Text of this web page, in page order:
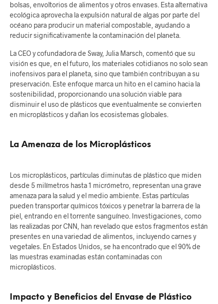
bolsas, envoltorios de alimentos y otros envases. Esta alternativa
ecológica aprovecha la expulsión natural de algas por parte del
océano para producir un material compostable, ayudando a
reducir significativamente la contaminación del planeta.
La CEO y cofundadora de Sway, Julia Marsch, comentó que su
visión es que, en el futuro, los materiales cotidianos no solo sean
inofensivos para el planeta, sino que también contribuyan a su
preservación. Este enfoque marca un hito en el camino hacia la
sostenibilidad, proporcionando una solución viable para
disminuir el uso de plásticos que eventualmente se convierten
en microplásticos y dañan los ecosistemas globales.
La Amenaza de los Microplásticos
Los microplásticos, partículas diminutas de plástico que miden
desde 5 milímetros hasta 1 micrómetro, representan una grave
amenaza para la salud y el medio ambiente. Estas partículas
pueden transportar químicos tóxicos y penetrar la barrera de la
piel, entrando en el torrente sanguíneo. Investigaciones, como
las realizadas por CNN, han revelado que estos fragmentos están
presentes en una variedad de alimentos, incluyendo carnes y
vegetales. En Estados Unidos, se ha encontrado que el 90% de
las muestras examinadas están contaminadas con
microplásticos.
Impacto y Beneficios del Envase de Plástico